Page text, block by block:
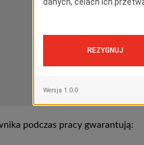
podczas pracy gwarantują: